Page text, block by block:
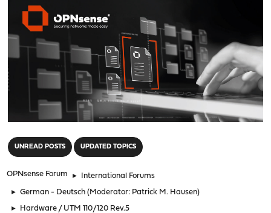
UNREAD POSTS UPDATED TOPICS
OPNsense Forum ► International Forums
► German - Deutsch (Moderator: Patrick M. Hausen)
► Hardware / UTM 110/120 Rev.5